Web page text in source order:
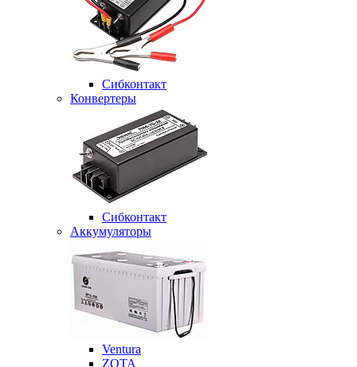
Сибконтакт
Конвертеры
Сибконтакт
Аккумуляторы
Ventura
ZOTA